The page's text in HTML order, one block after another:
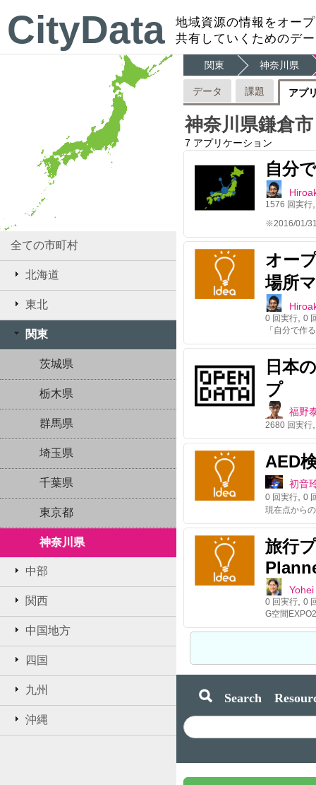
CityData
地域資源の情報をオー
共有していくためのデ
全ての市町村
北海道
東北
関東
茨城県
栃木県
群馬県
埼玉県
千葉県
東京都
神奈川県
中部
関西
中国地方
四国
九州
沖縄
関東 神奈川県
データ 課題 アプ
神奈川県鎌倉市
7 アプリケーション
自分
1576 回実行
オー
場所
0 回実行 0
日本
プ
福野
2680 回実行
AED
初音
0 回実行 0
旅行
0 回実行 0
Search